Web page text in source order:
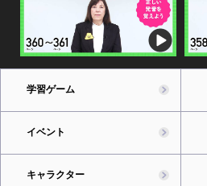
学習ゲーム
イベント
キャラクター